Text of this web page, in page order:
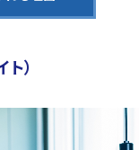
）